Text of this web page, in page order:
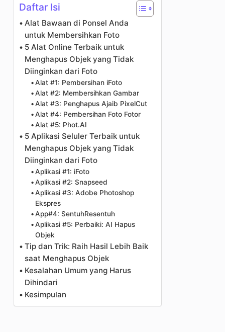
Daftar Isi
Alat Bawaan di Ponsel Anda
untuk Membersihkan Foto
5 Alat Online Terbaik untuk
Menghapus Objek yang Tidak
Diinginkan dari Foto
Alat #1: Pembersihan iFoto
Alat #2: Membersihkan Gambar
Alat #3: Penghapus Ajaib PixelCut
Alat #4: Pembersihan Foto Fotor
Alat #5: Phot.AI
5 Aplikasi Seluler Terbaik untuk
Menghapus Objek yang Tidak
Diinginkan dari Foto
Aplikasi #1: iFoto
Aplikasi #2: Snapseed
Aplikasi #3: Adobe Photoshop
Ekspres
App#4: SentuhResentuh
Aplikasi #5: Perbaiki: AI Hapus
Objek
Tip dan Trik: Raih Hasil Lebih Baik
saat Menghapus Objek
Kesalahan Umum yang Harus
Dihindari
Kesimpulan